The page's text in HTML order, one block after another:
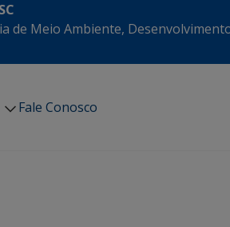
de Meio Ambiente,
Fale Conosco